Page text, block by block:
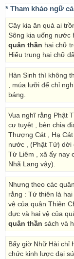
* Tham khảo ngữ
Cây kia ăn quả ai
Sông kia uống nước
quân thần hai chữ
Hiếu trung hai chữ
Hàn Sinh thì không
, múa lưỡi để chỉ
báng.
Vua nghĩ rằng Phật
cự tuyệt , bèn chia
Thượng Cát , Hạ
nước , (Phật Tử) dời
Từ Liêm , xã ấy nay
Nhã Lang vậy).
Nhưng theo các
rằng : Tứ thiên là
vệ của quân Thiên
dực và hai vệ của
quân thần sách và
Bấy giờ Nhữ Hài chỉ
chức kinh lược đại